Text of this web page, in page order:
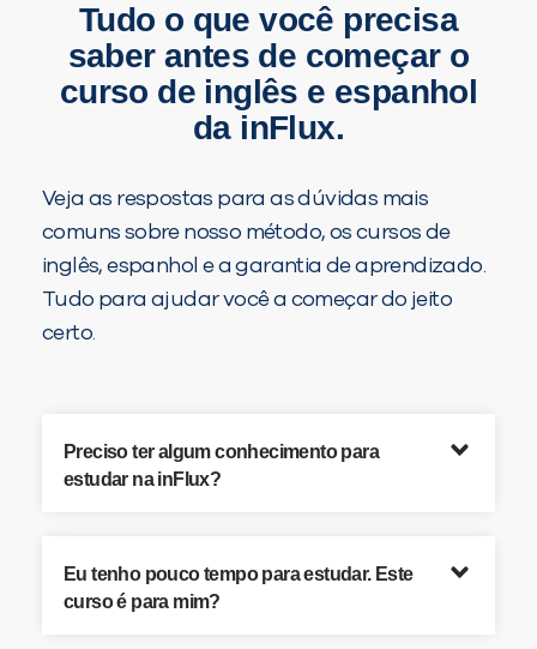
Tudo o que você precisa
saber antes de começar o
curso de inglês e espanhol
da inFlux.
Veja as respostas para as dúvidas mais
comuns sobre nosso método, os cursos de
inglês, espanhol e a garantia de aprendizado.
Tudo para ajudar você a começar do jeito
certo.
Preciso ter algum conhecimento para
estudar na inFlux?
Eu tenho pouco tempo para estudar. Este
curso é para mim?